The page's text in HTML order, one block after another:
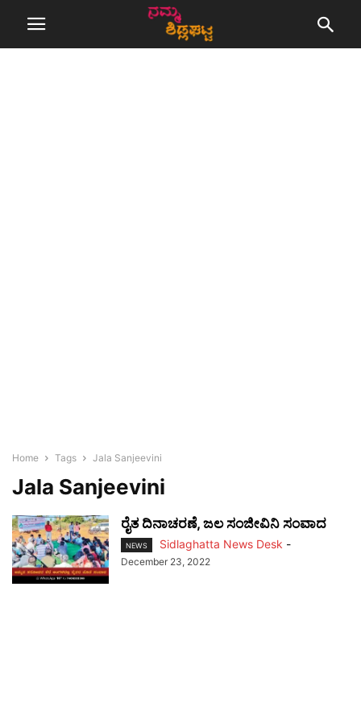
Home Tags Jala Sanjeevini
Jala Sanjeevini
ರೈತ ದಿನಾಚರಣೆ, ಜಲ ಸಂಜೀವಿನಿ ಸಂವಾದ
NEWS Sidlaghatta News Desk -
December 23, 2022